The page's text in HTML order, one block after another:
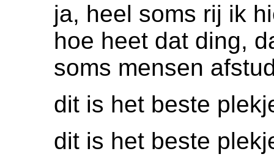
ja, heel soms rij ik
hoe heet dat ding,
soms mensen
dit is het beste
dit is het beste